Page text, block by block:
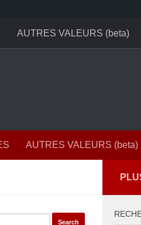
AUTRES VALEURS (beta)
AUTRES VALEURS (beta)